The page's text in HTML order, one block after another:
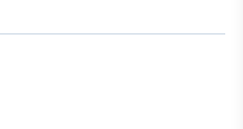
Broadcast